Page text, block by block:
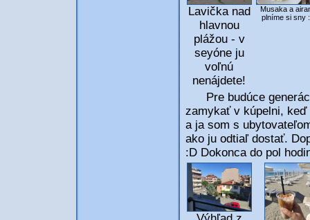
Lavička nad
hlavnou
plážou - v
seyóne ju
voľnú
nenájdete!
Musaka a
plníme si sny
Pre budúce
zamykať v kúpelni, keď
a ja som s
ako ju odtiaľ dostať.
:D Dokonca do pol